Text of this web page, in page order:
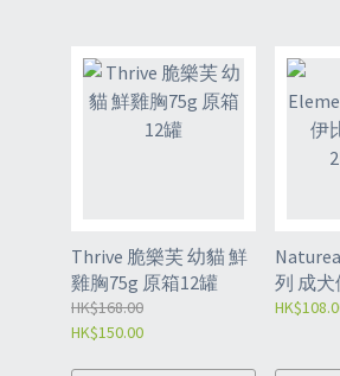
Thrive 脆樂芙 幼貓 鮮
雞胸75g 原箱12罐
HK$168.00
HK$150.00
列 成
2kg/